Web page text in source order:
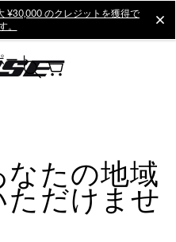
¥30,000 のクレジットを獲得で
。
ート
なたの地域
ただけませ